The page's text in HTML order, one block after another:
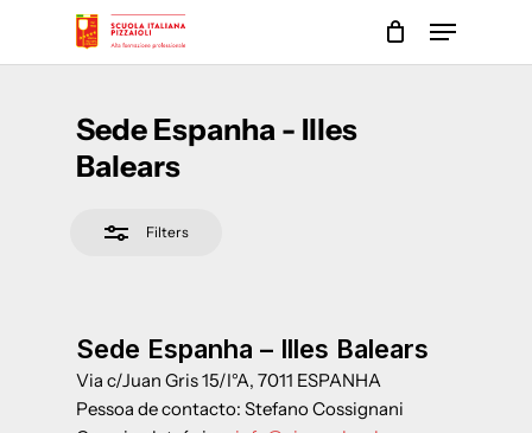
main
Menu
Sede Espanha - Illes
Balears
Filters
Sede Espanha – Illes Balears
Via c/Juan Gris 15/I°A, 7011 ESPANHA
Pessoa de contacto: Stefano Cossignani
Close